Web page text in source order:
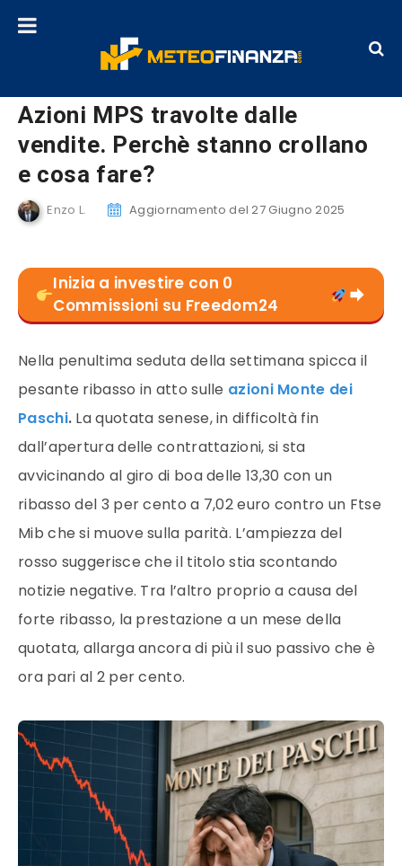
Azioni MPS travolte dalle
vendite. Perchè stanno crollano
e cosa fare?
Enzo L. Aggiornamento del 27 Giugno 2025
Inizia a investire con 0
Commissioni su Freedom24
Nella penultima seduta della settimana spicca il
pesante ribasso in atto sulle azioni Monte dei
Paschi. La quotata senese, in difficoltà fin
dall’apertura delle contrattazioni, si sta
avvicinando al giro di boa delle 13,30 con un
ribasso del 3 per cento a 7,02 euro contro un Ftse
Mib che si muove sulla parità. L’ampiezza del
rosso suggerisce che il titolo stia scontando
notizie negative. Tra l’altro proprio a causa del
forte ribasso, la prestazione a un mese della
quotata, allarga ancora di più il suo passivo che è
ora pari al 2 per cento.